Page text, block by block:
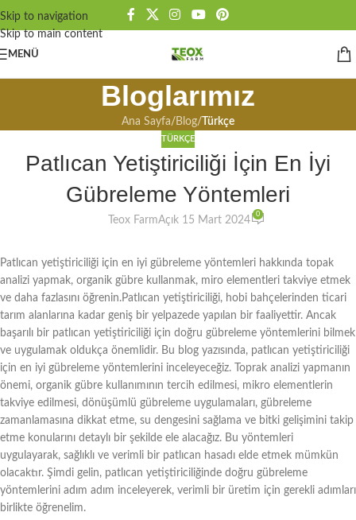
Skip to navigation
Skip to main content
MENÜ
Bloglarımız
Ana Sayfa/ Blog/ Türkçe
TÜRKÇE
Patlıcan Yetiştiriciliği İçin En İyi
Gübreleme Yöntemleri
Teox FarmAçık 15 Mart 2024
0
Patlıcan yetiştiriciliği için en iyi gübreleme yöntemleri hakkında topak
analizi yapmak, organik gübre kullanmak, miro elementleri takviye etmek
ve daha fazlasını öğrenin.Patlıcan yetiştiriciliği, hobi bahçelerinden ticari
tarım alanlarına kadar geniş bir yelpazede yapılan bir faaliyettir. Ancak
başarılı bir patlıcan yetiştiriciliği için doğru gübreleme yöntemlerini bilmek
ve uygulamak oldukça önemlidir. Bu blog yazısında, patlıcan yetiştiriciliği
için en iyi gübreleme yöntemlerini inceleyeceğiz. Toprak analizi yapmanın
önemi, organik gübre kullanımının tercih edilmesi, mikro elementlerin
takviye edilmesi, dönüşümlü gübreleme uygulamaları, gübreleme
zamanlamasına dikkat etme, su dengesini sağlama ve bitki gelişimini takip
etme konularını detaylı bir şekilde ele alacağız. Bu yöntemleri
uygulayarak, sağlıklı ve verimli bir patlıcan hasadı elde etmek mümkün
olacaktır. Şimdi gelin, patlıcan yetiştiriciliğinde doğru gübreleme
yöntemlerini adım adım inceleyerek, verimli bir üretim için gerekli adımları
birlikte öğrenelim.